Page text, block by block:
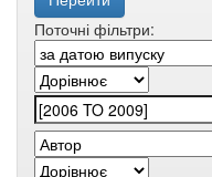
Поточні фільтри: